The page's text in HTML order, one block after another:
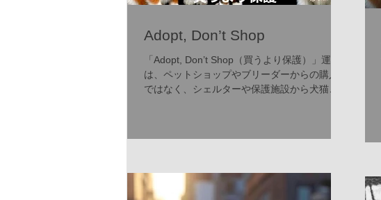
Adopt, Don’t Shop
「Adopt, Don’t Shop（買うより保護）」運動
は、ペットショップやブリーダーからの購入
ではなく、シェルターや保護施設から犬猫を